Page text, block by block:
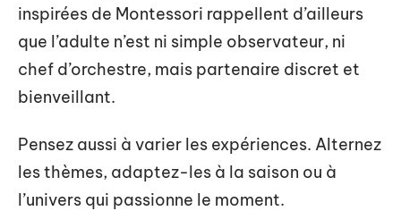
inspirées de Montessori rappellent d’ailleurs
que l’adulte n’est ni simple observateur, ni
chef d’orchestre, mais partenaire discret et
bienveillant.
Pensez aussi à varier les expériences. Alternez
les thèmes, adaptez-les à la saison ou à
l’univers qui passionne le moment.